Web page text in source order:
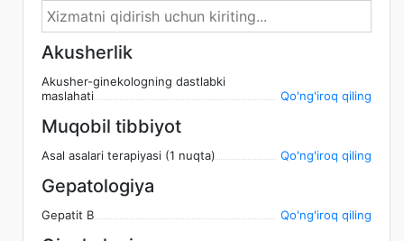
Akusherlik
Akusher-ginekologning dastlabki
maslahati
Qo'ng'iroq qiling
Muqobil tibbiyot
Asal asalari terapiyasi (1 nuqta) Qo'ng'iroq qiling
Gepatologiya
Gepatit B Qo'ng'iroq qiling